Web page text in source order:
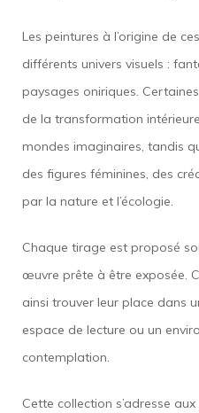
Les peintures à l’origine de
différents univers visuels :
paysages oniriques.
de la transformation
mondes imaginaires, tandis
des figures féminines, des
par la nature et l’écologie.
Chaque tirage est proposé
œuvre prête à être exposée.
ainsi trouver leur place dans
espace de lecture ou un
contemplation.
Cette collection s’adresse